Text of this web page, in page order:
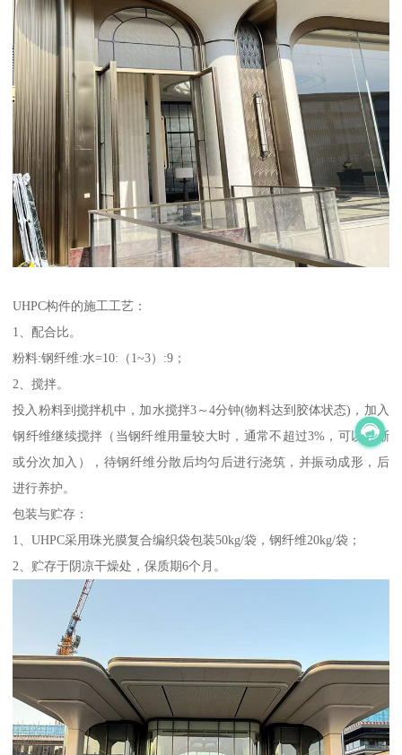
UHPC构件的施工工艺：
1、配合比。
粉料:钢纤维:水=10:（1~3）:9；
2、搅拌。
投入粉料到搅拌机中，加水搅拌3～4分钟(物料达到胶体状态)，加入
钢纤维继续搅拌（当钢纤维用量较大时，通常不超过3%，可以逐渐
或分次加入），待钢纤维分散后均匀后进行浇筑，并振动成形，后
进行养护。
包装与贮存：
1、UHPC采用珠光膜复合编织袋包装50kg/袋，钢纤维20kg/袋；
2、贮存于阴凉干燥处，保质期6个月。